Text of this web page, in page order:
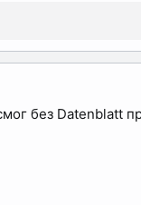
без Datenblatt